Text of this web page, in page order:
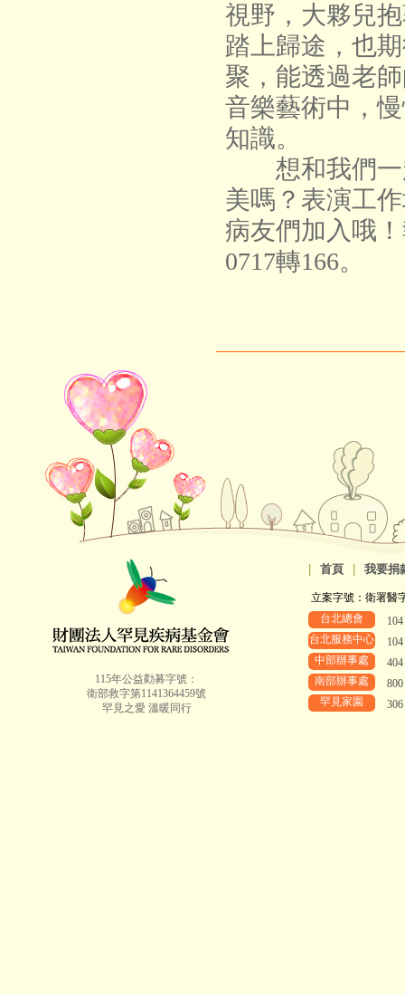
視野，大夥兒
踏上歸途，也
聚，能透過老
音樂藝術中，
知識。
想和我們一
美嗎？表演工
病友們加入哦
0717轉166。
115年公益勸募字號：
衛部救字第1141364459號
罕見之愛 溫暖同行
首頁 我要捐
立案字號：衛署醫
台北總會
台北服務中心
中部辦事處
南部辦事處
罕見家園